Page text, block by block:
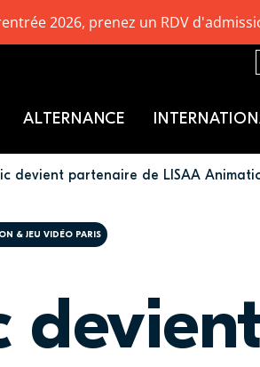
devient partenaire de LISAA
& JEU VIDÉO PARIS
ALTERNANCE
2026, prenez un RDV